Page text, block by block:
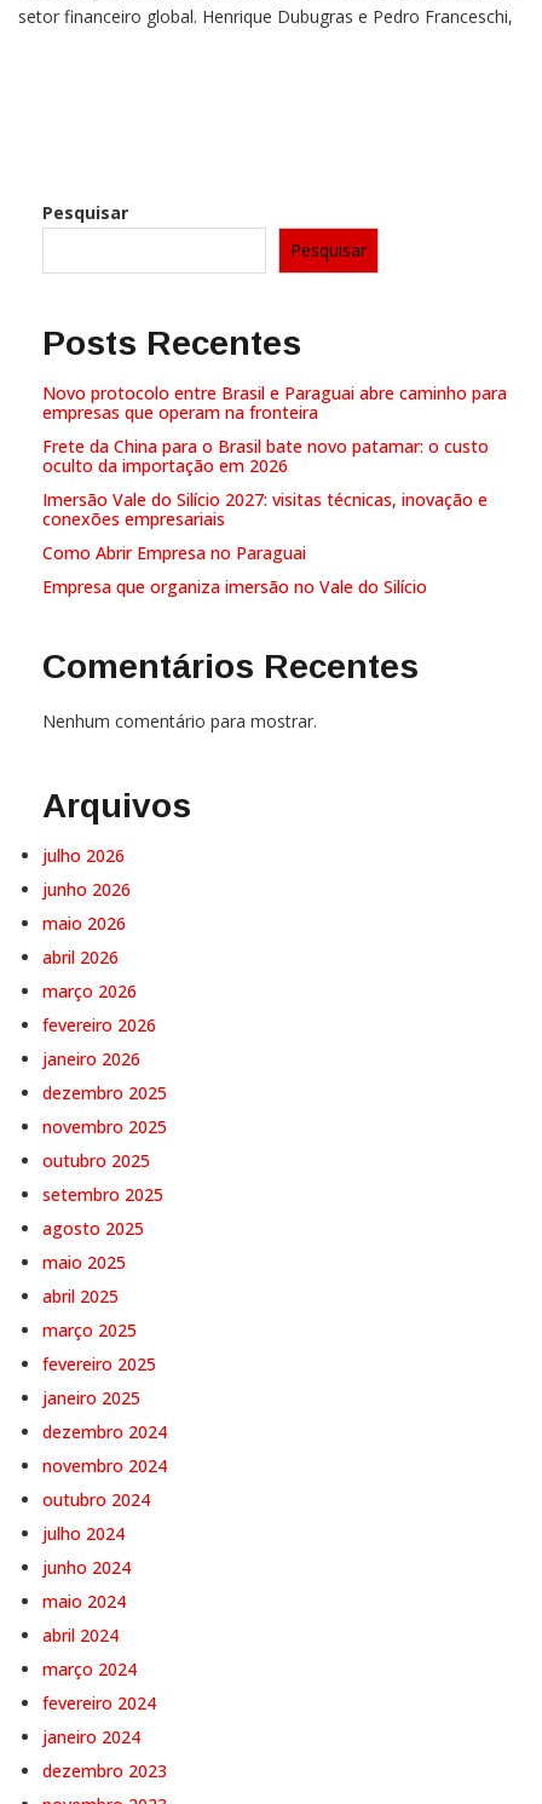
setor financeiro global. Henrique Dubugras e Pedro Franceschi,
Pesquisar
Pesquisar
Posts Recentes
Novo protocolo entre Brasil e Paraguai abre caminho para
empresas que operam na fronteira
Frete da China para o Brasil bate novo patamar: o custo
oculto da importação em 2026
Imersão Vale do Silício 2027: visitas técnicas, inovação e
conexões empresariais
Como Abrir Empresa no Paraguai
Empresa que organiza imersão no Vale do Silício
Comentários Recentes
Nenhum comentário para mostrar.
Arquivos
julho 2026
junho 2026
maio 2026
abril 2026
março 2026
fevereiro 2026
janeiro 2026
dezembro 2025
novembro 2025
outubro 2025
setembro 2025
agosto 2025
maio 2025
abril 2025
março 2025
fevereiro 2025
janeiro 2025
dezembro 2024
novembro 2024
outubro 2024
julho 2024
junho 2024
maio 2024
abril 2024
março 2024
fevereiro 2024
janeiro 2024
dezembro 2023